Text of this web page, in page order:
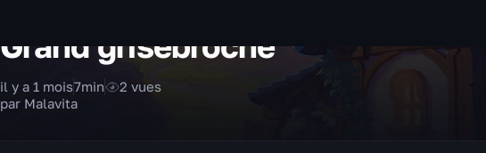
Grand grisebroche
par Malavita
il y a 1 mois7min 2 vues